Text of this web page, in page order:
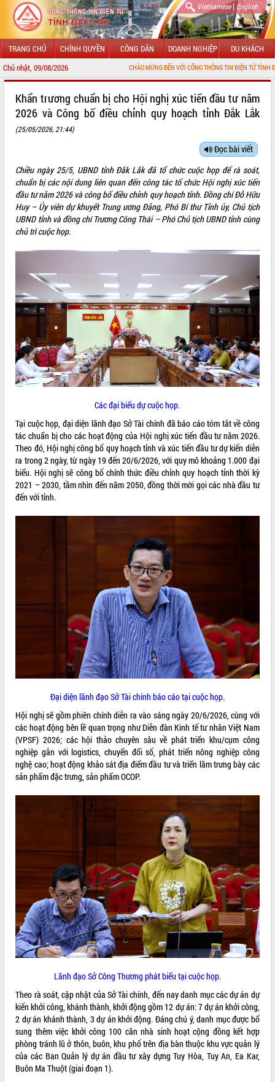
Vietnamese| English
TRANG CHỦ CHÍNH QUYỀN CÔNG DÂN DOANH NGHIỆP DU KHÁCH
Chủ nhật, 09/08/2026 CHÀO MỪNG ĐẾN VỚI CỔNG THÔNG TIN ĐIỆN TỬ TỈNH ĐẮK LẮK
LÃNH ĐẠO UBND TỈNH
SỞ, BAN, NGÀNH
UBND CÁC XÃ, PHƯỜNG
THÔNG TIN CHỈ ĐẠO ĐIỀU HÀNH
ĐIỂM TIN VĂN BẢN
QUY HOẠCH - KẾ HOẠCH
và tặng quà người dân xã Cư Pui
Hội nghị UBND tỉnh Đắk Lắk thường kỳ
tháng 7/2026
Lễ truy tặng danh hiệu “Bà Mẹ Việt
Nam Anh hùng” và trao Huân chương
Lao động
UBND tỉnh Đắk Lắk triển khai nhiệm
vụ 6 tháng cuối năm 2026
Kỳ họp thứ Hai, Hội đồng nhân dân
Bí thư Tỉnh ủy Lương Nguyễn Minh
Triết thăm, tặng quà người có công với
cách mạng
Rà soát, hoàn thiện hệ thống thiết chế
văn hóa, thể thao đáp ứng yêu cầu
phát triển mới
Thường trực HĐND tỉnh Đắk Lắk gặp
mặt Đoàn chuyên gia y tế TP. Hồ Chí
Minh
Lễ truy điệu và an táng hài cốt liệt sĩ
tại Nghĩa trang Liệt sĩ xã Sơn Hòa
Bàn giải pháp tháo gỡ khó khăn trong
xuất khẩu sầu riêng và triển khai quy
định EUDR
Thứ trưởng Bộ Nông nghiệp và Môi
trường Nguyễn Hoàng Hiệp khảo sát
vùng trồng và doanh nghiệp đóng gói
sầu riêng tại Đắk Lắk
ALBUM ẢNH
LIÊN KẾT WEB
Tất cả: 66099952
Khẩn trương chuẩn bị cho Hội nghị xúc tiến đầu tư năm
2026 và Công bố điều chỉnh quy hoạch tỉnh Đắk Lắk
(25/05/2026, 21:44)
Đọc bài viết
Chiều ngày 25/5, UBND tỉnh Đắk Lắk đã tổ chức cuộc họp để rà soát,
chuẩn bị các nội dung liên quan đến công tác tổ chức Hội nghị xúc tiến
đầu tư năm 2026 và công bố điều chỉnh quy hoạch tỉnh. Đồng chí Đỗ Hữu
Huy – Ủy viên dự khuyết Trung ương Đảng, Phó Bí thư Tỉnh ủy, Chủ tịch
UBND tỉnh và đồng chí Trương Công Thái – Phó Chủ tịch UBND tỉnh cùng
chủ trì cuộc họp.
Các đại biểu dự cuộc họp.
Tại cuộc họp, đại diện lãnh đạo Sở Tài chính đã báo cáo tóm tắt về công
tác chuẩn bị cho các hoạt động của Hội nghị xúc tiến đầu tư năm 2026.
Theo đó, Hội nghị công bố quy hoạch tỉnh và xúc tiến đầu tư dự kiến diễn
ra trong 2 ngày, từ ngày 19 đến 20/6/2026, với quy mô khoảng 1.000 đại
biểu. Hội nghị sẽ công bố chính thức điều chỉnh quy hoạch tỉnh thời kỳ
2021 – 2030, tầm nhìn đến năm 2050, đồng thời mời gọi các nhà đầu tư
đến với tỉnh.
Đại diện lãnh đạo Sở Tài chính báo cáo tại cuộc họp.
Hội nghị sẽ gồm phiên chính diễn ra vào sáng ngày 20/6/2026, cùng với
các hoạt động bên lề quan trọng như Diễn đàn Kinh tế tư nhân Việt Nam
(VPSF) 2026; các hội thảo chuyên sâu về phát triển khu/cụm công
nghiệp gắn với logistics, chuyển đổi số, phát triển nông nghiệp công
nghệ cao; hoạt động khảo sát địa điểm đầu tư và triển lãm trưng bày các
sản phẩm đặc trưng, sản phẩm OCOP.
Lãnh đạo Sở Công Thương phát biểu tại cuộc họp.
Theo rà soát, cập nhật của Sở Tài chính, đến nay danh mục các dự án dự
kiến khởi công, khánh thành, khởi động gồm 12 dự án: 7 dự án khởi công,
2 dự án khánh thành, 3 dự án khởi động. Đáng chú ý, danh mục được bổ
sung thêm việc khởi công 100 căn nhà sinh hoạt cộng đồng kết hợp
phòng tránh lũ ở thôn, buôn, khu phố trên địa bàn thuộc khu vực quản lý
của các Ban Quản lý dự án đầu tư xây dựng Tuy Hòa, Tuy An, Ea Kar,
Buôn Ma Thuột (giai đoạn 1).